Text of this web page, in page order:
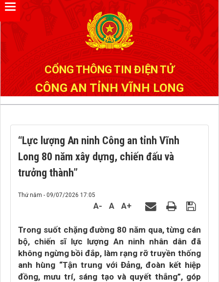
CỔNG THÔNG TIN ĐIỆN TỬ
CÔNG AN TỈNH VĨNH LONG
“Lực lượng An ninh Công an tỉnh Vĩnh
Long 80 năm xây dựng, chiến đấu và
trưởng thành”
Thứ năm - 09/07/2026 17:05
A- A A+
Trong suốt chặng đường 80 năm qua, từng cán
bộ, chiến sĩ lực lượng An ninh nhân dân đã
không ngừng bồi đắp, làm rạng rỡ truyền thống
anh hùng “Tận trung với Đảng, đoàn kết hiệp
đồng, mưu trí, sáng tạo và quyết thắng”, góp